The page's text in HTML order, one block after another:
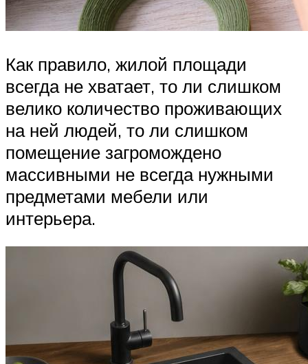
Как правило, жилой площади
всегда не хватает, то ли слишком
велико количество проживающих
на ней людей, то ли слишком
помещение загромождено
массивными не всегда нужными
предметами мебели или
интерьера.